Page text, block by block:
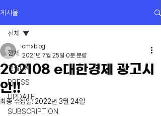
게시물
전체
건설DX
PRESS
UPDATE
SUBSCRIPTION
전체
202108 e대한경제 광고시
안!!
cmxblog
2021년 7월 25일 0분 분량
최종 수정일:2022년 3월 24일